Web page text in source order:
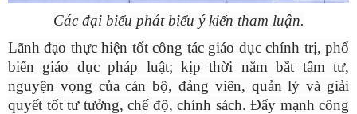
Các đại biểu phát biểu ý kiến tham luận.
Lãnh đạo thực hiện tốt công tác giáo dục chính trị, phổ
biến giáo dục pháp luật; kịp thời nắm bắt tâm tư,
nguyện vọng của cán bộ, đảng viên, quản lý và giải
quyết tốt tư tưởng, chế độ, chính sách. Đẩy mạnh công